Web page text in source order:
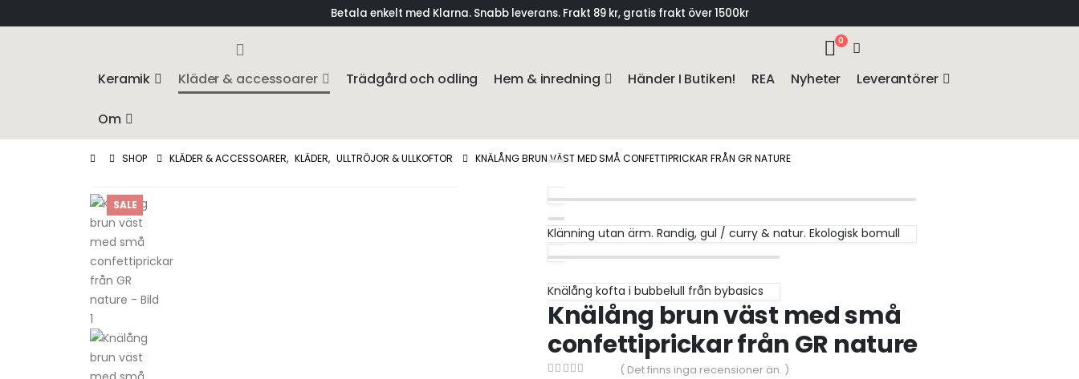
Betala enkelt med Klarna. Snabb leverans. Frakt 89 kr, gratis frakt över 1500kr
0
Keramik Kläder & accessoarer Trädgård och odling Hem & inredning Händer I Butiken! REA Nyheter Leverantörer
Om
SHOP KLÄDER & ACCESSOARER, KLÄDER, ULLTRÖJOR & ULLKOFTOR KNÄLÅNG BRUN VÄST MED SMÅ CONFETTIPRICKAR FRÅN GR NATURE
SALE
Klänning utan ärm. Randig, gul / curry & natur. Ekologisk bomull
Knälång kofta i bubbelull från bybasics
Knälång brun väst med små
confettiprickar från GR nature
( Det finns inga recensioner än. )